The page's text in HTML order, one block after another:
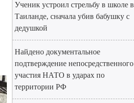
Ученик устроил стрельбу в школе в
Таиланде, сначала убив бабушку с
дедушкой
Найдено документальное
подтверждение непосредственного
участия НАТО в ударах по
территории РФ